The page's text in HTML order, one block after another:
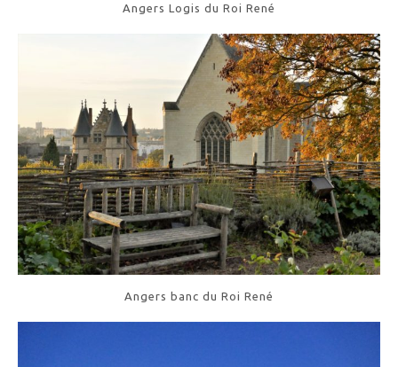
Angers Logis du Roi René
Angers banc du Roi René